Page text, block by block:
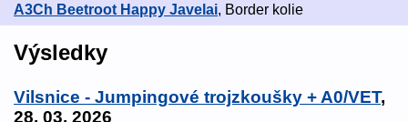
A3Ch Beetroot Happy Javelai, Border kolie
Výsledky
Vilsnice - Jumpingové trojzkoušky + A0/VET,
28. 03. 2026